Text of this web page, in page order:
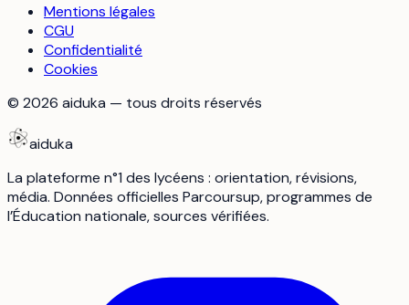
Mentions légales
CGU
Confidentialité
Cookies
© 2026 aiduka — tous droits réservés
aiduka
La plateforme n°1 des lycéens : orientation, révisions,
média. Données officielles Parcoursup, programmes de
l’Éducation nationale, sources vérifiées.